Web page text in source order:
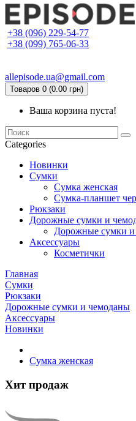
+38 (096) 229-54-77
+38 (099) 765-06-33
allepisode.ua@gmail.com
Товаров 0 (0.00 грн)
Ваша корзина пуста!
Categories
Новинки
Сумки
Сумка женская
Сумка-планшет
Рюкзаки
Дорожные сумки и
Дорожные сумки
Аксессуары
Косметички
Главная
Сумки
Рюкзаки
Дорожные сумки и чемоданы
Аксессуары
Новинки
Сумка женская
Хит продаж